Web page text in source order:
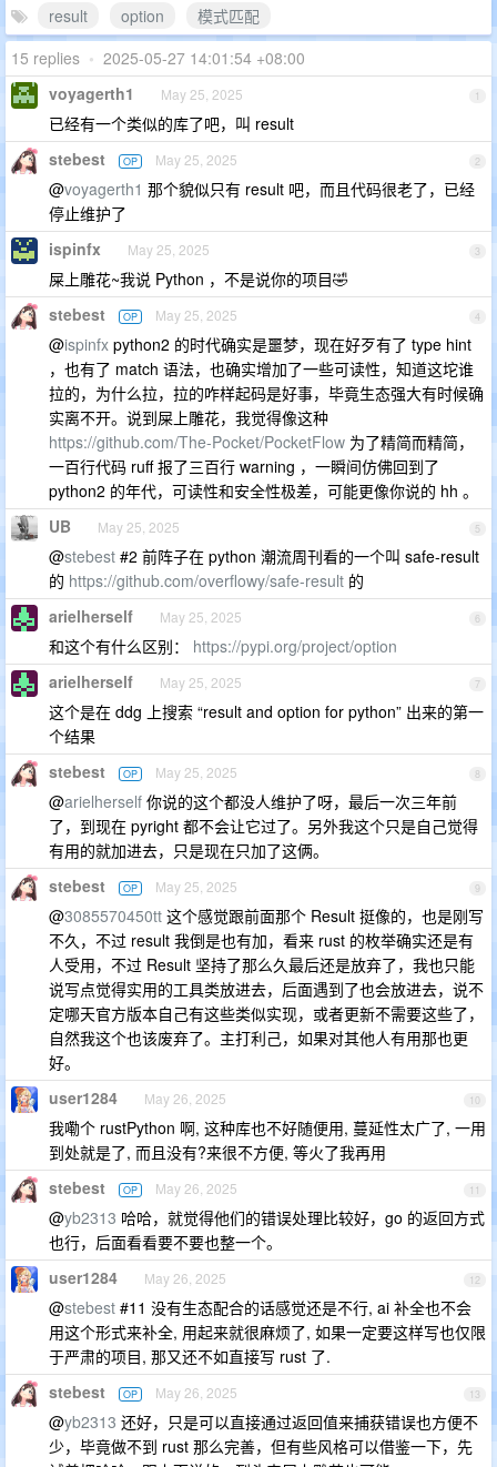
result option
模式匹配
15 replies • 2025-05-27 14:01:54 +08:00
1
voyagerth1 May 25, 2025
已经有一个类似的库了吧，叫 result
2
stebest OP May 25, 2025
@voyagerth1 那个貌似只有 result 吧，而且代码很老了，已经
停止维护了
3
ispinfx May 25, 2025
屎上雕花~我说 Python ，不是说你的项目🤣
4
stebest OP May 25, 2025
@ispinfx python2 的时代确实是噩梦，现在好歹有了 type hint
，也有了 match 语法，也确实增加了一些可读性，知道这坨谁
拉的，为什么拉，拉的咋样起码是好事，毕竟生态强大有时候确
实离不开。说到屎上雕花，我觉得像这种
https://github.com/The-Pocket/PocketFlow 为了精简而精简，
一百行代码 ruff 报了三百行 warning ，一瞬间仿佛回到了
python2 的年代，可读性和安全性极差，可能更像你说的 hh 。
5
UB May 25, 2025
@stebest #2 前阵子在 python 潮流周刊看的一个叫 safe-result
的 https://github.com/overflowy/safe-result 的
6
arielherself May 25, 2025
和这个有什么区别： https://pypi.org/project/option
7
arielherself May 25, 2025
这个是在 ddg 上搜索 “result and option for python” 出来的第一
个结果
8
stebest OP May 25, 2025
@arielherself 你说的这个都没人维护了呀，最后一次三年前
了，到现在 pyright 都不会让它过了。另外我这个只是自己觉得
有用的就加进去，只是现在只加了这俩。
9
stebest OP May 25, 2025
@3085570450tt 这个感觉跟前面那个 Result 挺像的，也是刚写
不久，不过 result 我倒是也有加，看来 rust 的枚举确实还是有
人受用，不过 Result 坚持了那么久最后还是放弃了，我也只能
说写点觉得实用的工具类放进去，后面遇到了也会放进去，说不
定哪天官方版本自己有这些类似实现，或者更新不需要这些了，
自然我这个也该废弃了。主打利己，如果对其他人有用那也更
好。
10
user1284 May 26, 2025
我嘞个 rustPython 啊, 这种库也不好随便用, 蔓延性太广了, 一用
到处就是了, 而且没有?来很不方便, 等火了我再用
11
stebest OP May 26, 2025
@yb2313 哈哈，就觉得他们的错误处理比较好，go 的返回方式
也行，后面看看要不要也整一个。
12
user1284 May 26, 2025
@stebest #11 没有生态配合的话感觉还是不行, ai 补全也不会
用这个形式来补全, 用起来就很麻烦了, 如果一定要这样写也仅限
于严肃的项目, 那又还不如直接写 rust 了.
13
stebest OP May 26, 2025
@yb2313 还好，只是可以直接通过返回值来捕获错误也方便不
少，毕竟做不到 rust 那么完善，但有些风格可以借鉴一下，先